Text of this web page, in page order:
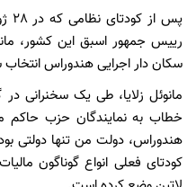
رییس جمهور اسبق این کشور،
سکان دار اجرایی هندوراس
مانوئل زلایا، طی یک سخنرانی
خطاب به نمایندگان حزب
هندوراس، دولت من تنها دولتی
کودتای فعلی انواع گوناگون